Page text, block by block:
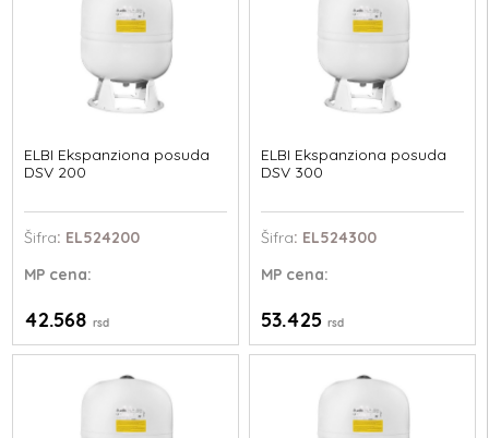
ELBI Ekspanziona posuda
DSV 200
Šifra: EL524200
MP cena:
42.568rsd
ELBI Ekspanziona posuda
DSV 300
Šifra: EL524300
MPcena:
53.425 rsd